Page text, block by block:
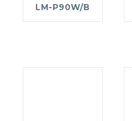
LM-P90W/B